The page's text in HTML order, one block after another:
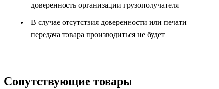
доверенность организации грузополучателя
В случае отсутствия доверенности или печати
передача товара производиться не будет
Сопутствующие товары